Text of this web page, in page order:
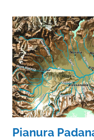
Pianura